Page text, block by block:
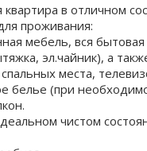
в отличном
проживания:
мебель, вся
эл.чайник), а
места,
белье (при
чистом